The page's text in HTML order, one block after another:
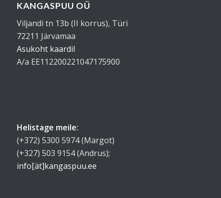
KANGASPUU OÜ
Viljandi tn 13b (II korrus), Türi
72211 Järvamaa
Asukoht kaardil
A/a EE112200221047175900
Helistage meile:
(+372) 5300 5974 (Margot)
(+327) 503 9154 (Andrus);
info[ät]kangaspuu.ee